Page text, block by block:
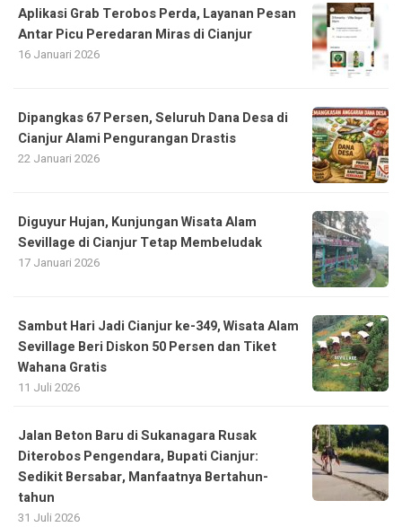
Aplikasi Grab Terobos Perda, Layanan Pesan
Antar Picu Peredaran Miras di Cianjur
16 Januari 2026
Dipangkas 67 Persen, Seluruh Dana Desa di
Cianjur Alami Pengurangan Drastis
22 Januari 2026
Diguyur Hujan, Kunjungan Wisata Alam
Sevillage di Cianjur Tetap Membeludak
17 Januari 2026
Sambut Hari Jadi Cianjur ke-349, Wisata Alam
Sevillage Beri Diskon 50 Persen dan Tiket
Wahana Gratis
11 Juli 2026
Jalan Beton Baru di Sukanagara Rusak
Diterobos Pengendara, Bupati Cianjur:
Sedikit Bersabar, Manfaatnya Bertahun-
tahun
31 Juli 2026